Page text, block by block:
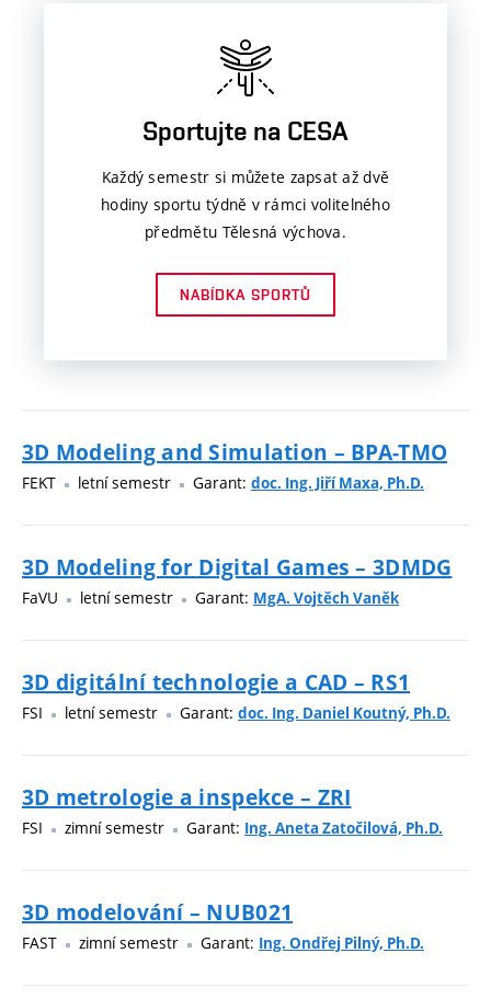
Sportujte na CESA
Každý semestr si můžete zapsat až dvě
hodiny sportu týdně v rámci volitelného
předmětu Tělesná výchova.
NABÍDKA SPORTŮ
3D Modeling and Simulation – BPA-TMO
FEKT letní semestr Garant: doc. Ing. Jiří Maxa, Ph.D.
3D Modeling for Digital Games – 3DMDG
FaVU letní semestr Garant: MgA. Vojtěch Vaněk
3D digitální technologie a CAD – RS1
FSI letní semestr Garant: doc. Ing. Daniel Koutný, Ph.D.
3D metrologie a inspekce – ZRI
FSI zimní semestr Garant: Ing. Aneta Zatočilová, Ph.D.
3D modelování – NUB021
FAST zimní semestr Garant: Ing. Ondřej Pilný, Ph.D.